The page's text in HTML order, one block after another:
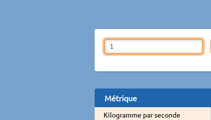
Métrique
Kilogramme par seconde